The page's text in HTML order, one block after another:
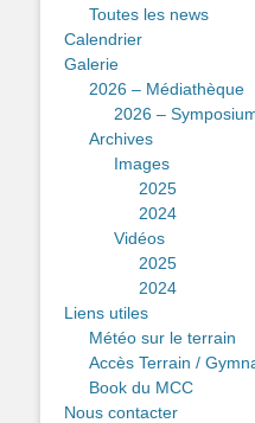
Toutes les news
Calendrier
Galerie
2026 – Médiathèque
2026 –
Archives
Images
2025
2024
Vidéos
2025
2024
Liens utiles
Météo sur le terrain
Accès Terrain /
Book du MCC
Nous contacter